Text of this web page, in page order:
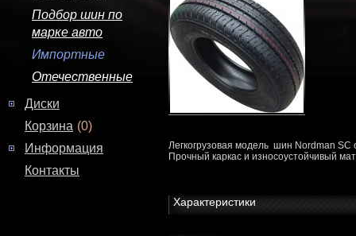
Подбор шин по
марке авто
Импортные
Отечественные
Диски
Корзина (0)
Информация
Контакты
Легкогрузовая модель шин Nordman SC
Прочный каркас и износоустойчивый
Характеристики